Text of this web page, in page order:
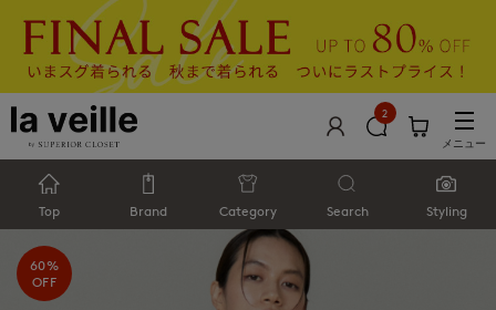
2
メニュー
Top Brand Category Search Styling
60%
OFF